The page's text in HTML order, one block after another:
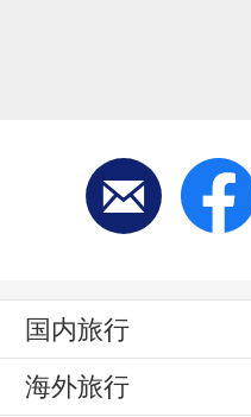
国内旅行
海外旅行